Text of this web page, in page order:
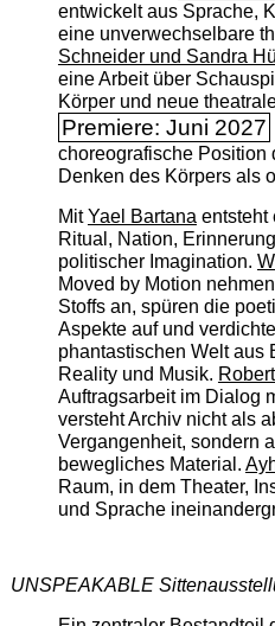
entwickelt aus Sprache,
eine unverwechselbare
Schneider und Sandra
eine Arbeit über
Körper und neue
Premiere: Juni 2027
choreografische Position
Denken des Körpers als
MitYael Bartanaentsteht
Ritual, Nation,
politischer Imagination.
Moved by Motion
Stoffs an, spüren die
Aspekte auf und
phantastischen Welt aus
Reality und Musik.
Auftragsarbeit im Dialog
versteht Archiv nicht als
Vergangenheit, sondern
bewegliches Material.
Raum, in dem Theater,
und Sprache
UNSPEAKABLE